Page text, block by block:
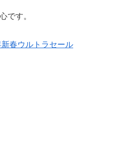
です。
春ウルトラセール